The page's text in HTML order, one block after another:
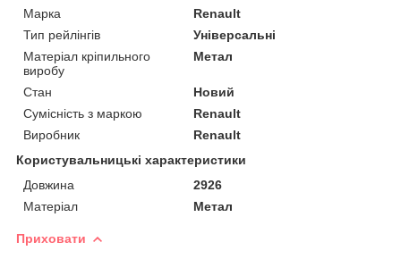
Марка
Renault
Тип рейлінгів
Універсальні
Матеріал кріпильного
виробу
Метал
Стан
Новий
Сумісність з маркою
Renault
Виробник
Renault
Користувальницькі характеристики
Довжина
2926
Матеріал
Метал
Приховати